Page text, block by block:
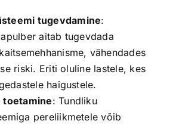
tugevdamine:
aitab tugevdada
vähendades
riski. Eriti oluline lastele, kes
haigustele.
toetamine: Tundliku
pereliikmetele võib